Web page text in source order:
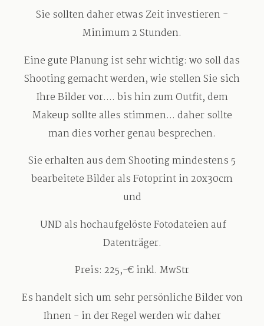
Sie sollten daher etwas Zeit investieren -
Minimum 2 Stunden.
Eine gute Planung ist sehr wichtig: wo soll das
Shooting gemacht werden, wie stellen Sie sich
Ihre Bilder vor.... bis hin zum Outfit, dem
Makeup sollte alles stimmen... daher sollte
man dies vorher genau besprechen.
Sie erhalten aus dem Shooting mindestens 5
bearbeitete Bilder als Fotoprint in 20x30cm
und
UND als hochaufgelöste Fotodateien auf
Datenträger.
Preis: 225,-€ inkl. MwStr
Es handelt sich um sehr persönliche Bilder von
Ihnen - in der Regel werden wir daher